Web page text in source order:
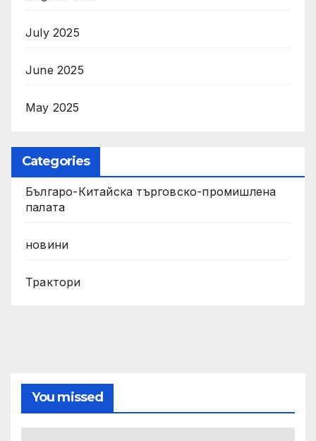
July 2025
June 2025
May 2025
Categories
Българо-Китайска търговско-промишлена
палата
новини
Трактори
You missed